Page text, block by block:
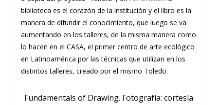
biblioteca es el corazón de la institución y el libro es la
manera de difundir el conocimiento, que luego se va
aumentando en los talleres, de la misma manera como
lo hacen en el CASA, el primer centro de arte ecológico
en Latinoamérica por las técnicas que utilizan en los
distintos talleres, creado por el mismo Toledo.
Fundamentals of Drawing. Fotografía: cortesía